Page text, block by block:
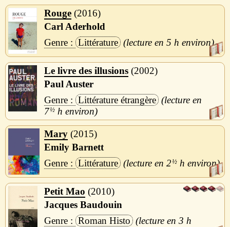
Rouge 2016
Carl Aderhold
Littérature
5 h
Le livre des illusions 2002
Paul Auster
Littérature étrangère
7½ h
Mary 2015
Emily Barnett
Littérature
2½ h
Petit Mao
2010
Jacques Baudouin
Roman Histo
3 h